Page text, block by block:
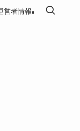
営者情報